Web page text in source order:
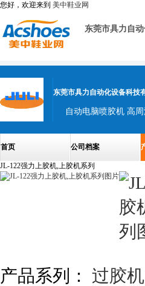
您好，欢迎来到 美中鞋业网
东莞市具力自
东莞市具力自动化设备科技
自动电脑喷胶机 高
首页 公司档案
JL-122强力上胶机,上胶机系列
产品系列： 过胶机